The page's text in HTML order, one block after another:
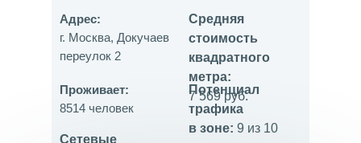
Адрес:
г. Москва, Докучаев
переулок 2
Проживает:
8514 человек
Сетевые
Средняя
стоимость
квадратного
метра:
7 569 руб.
Потенциал
трафика
в зоне: 9 из 10